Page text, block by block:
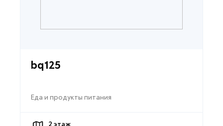
bq125
Еда и продукты питания
2 этаж